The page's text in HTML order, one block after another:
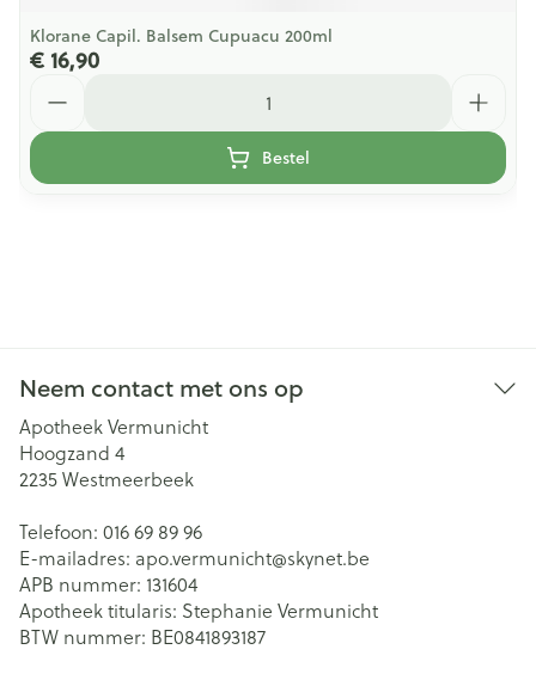
Klorane Capil. Balsem Cupuacu 200ml
€ 16,90
Bestel
Neem contact met ons op
Apotheek Vermunicht
Hoogzand 4
2235Westmeerbeek
Telefoon: 016 69 89 96
E-mailadres: apo.vermunicht@skynet.be
APB nummer: 131604
Apotheek titularis: Stephanie Vermunicht
BTW nummer: BE0841893187